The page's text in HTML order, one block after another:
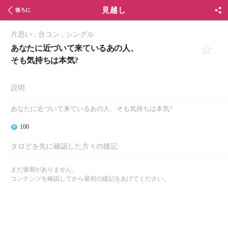
後ろに 見越し
片思い , 合コン , シングル
あなたに近づいて来ているあの人、
そも気持ちは本気?
説明
あなたに近づいて来ているあの人、そも気持ちは本気?
100
タロどを先に確認した方々の後記
まだ後期がありません。
コンテンツを確認してから最初の後記をあげてください。